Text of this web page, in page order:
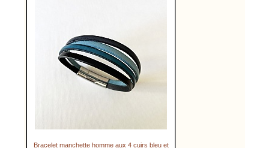
Bracelet manchette homme aux 4 cuirs bleu et